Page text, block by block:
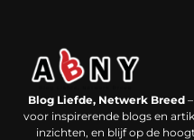
Blog Liefde, Netwerk Breed
voor inspirerende blogs en
inzichten, en blijf op de